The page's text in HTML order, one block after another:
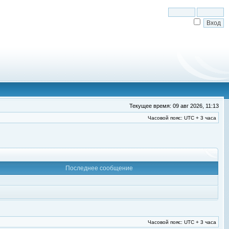
Текущее время: 09 авг 2026, 11:13
Часовой пояс: UTC + 3 часа
Последнее сообщение
Часовой пояс: UTC + 3 часа